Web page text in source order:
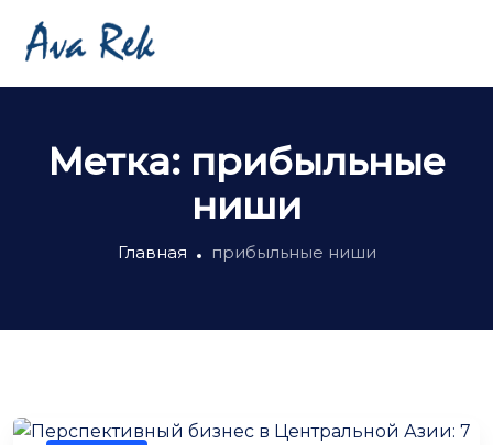
Метка: прибыльные
ниши
Главная прибыльные ниши